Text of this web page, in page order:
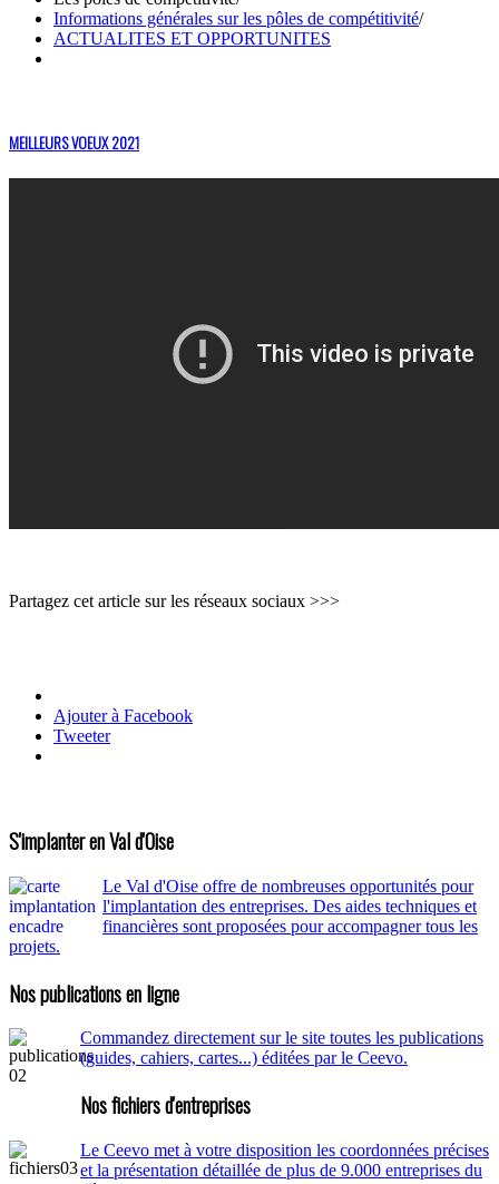
Informations générales sur les pôles de compétitivité/
ACTUALITES ET OPPORTUNITES
MEILLEURS VOEUX 2021
Partagez cet article sur les réseaux sociaux >>>
Ajouter à Facebook
Tweeter
S'implanter en Val d'Oise
Le Val d'Oise offre de nombreuses opportunités pour
l'implantation des entreprises. Des aides techniques et
financières sont proposées pour accompagner tous les
projets.
Nos publications en ligne
Commandez directement sur le site toutes les publications
(guides, cahiers, cartes...) éditées par le Ceevo.
Nos fichiers d'entreprises
Le Ceevo met à votre disposition les coordonnées précises
et la présentation détaillée de plus de 9.000 entreprises du